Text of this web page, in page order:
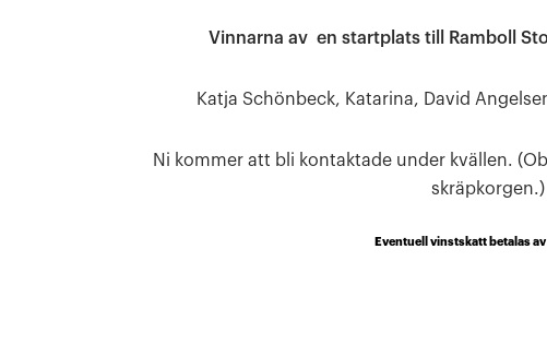
Vinnarna av en startplats till Ramboll
Katja Schönbeck, Katarina, David
Ni kommer att bli kontaktade under kvällen.
skräpkorgen.)
Eventuell vinstskatt betalas